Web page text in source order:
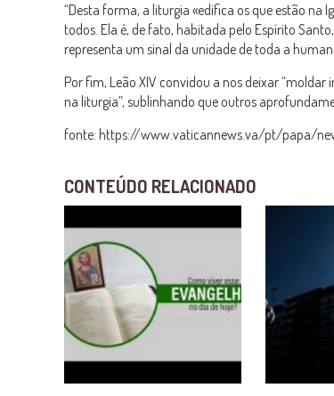
“Desta forma, a liturgia «edifica os que estão
todos. Ela é, de fato, habitada pelo Espírito
representa um sinal da unidade de toda a
Por fim, Leão XIV convidou a nos deixar
na liturgia”, sublinhando que outros
fonte: https://www.vaticannews.va/pt/papa/
CONTEÚDO RELACIONADO